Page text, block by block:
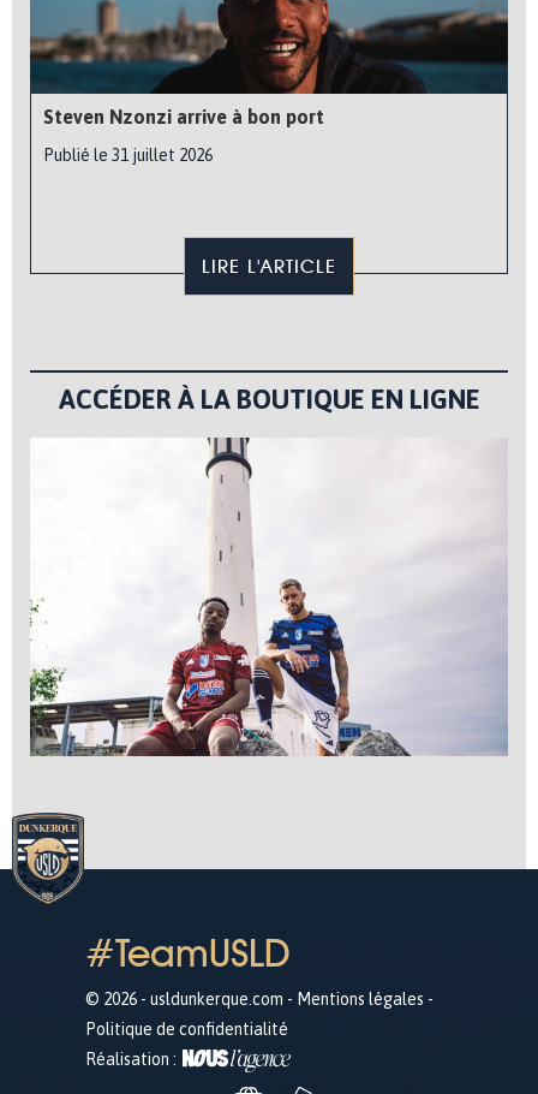
Steven Nzonzi arrive à bon port
Publié le 31 juillet 2026
LIRE L'ARTICLE
ACCÉDER À LA BOUTIQUE EN LIGNE
#TeamUSLD
© 2026 - usldunkerque.com - Mentions légales -
Politique de confidentialité
Réalisation :